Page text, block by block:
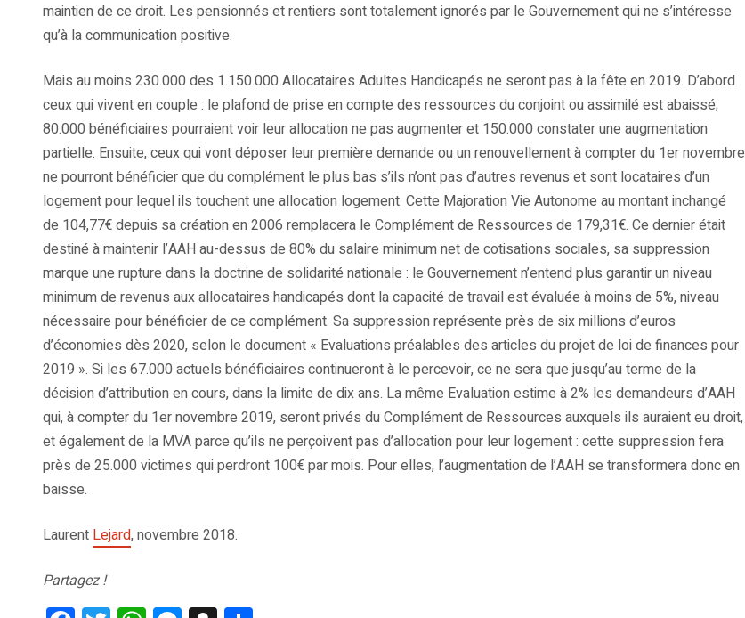
maintien de ce droit. Les pensionnés et rentiers sont totalement ignorés par le Gouvernement qui ne s’intéresse
qu’à la communication positive.
Mais au moins 230.000 des 1.150.000 Allocataires Adultes Handicapés ne seront pas à la fête en 2019. D’abord
ceux qui vivent en couple : le plafond de prise en compte des ressources du conjoint ou assimilé est abaissé;
80.000 bénéficiaires pourraient voir leur allocation ne pas augmenter et 150.000 constater une augmentation
partielle. Ensuite, ceux qui vont déposer leur première demande ou un renouvellement à compter du 1er novembre
ne pourront bénéficier que du complément le plus bas s’ils n’ont pas d’autres revenus et sont locataires d’un
logement pour lequel ils touchent une allocation logement. Cette Majoration Vie Autonome au montant inchangé
de 104,77€ depuis sa création en 2006 remplacera le Complément de Ressources de 179,31€. Ce dernier était
destiné à maintenir l’AAH au-dessus de 80% du salaire minimum net de cotisations sociales, sa suppression
marque une rupture dans la doctrine de solidarité nationale : le Gouvernement n’entend plus garantir un niveau
minimum de revenus aux allocataires handicapés dont la capacité de travail est évaluée à moins de 5%, niveau
nécessaire pour bénéficier de ce complément. Sa suppression représente près de six millions d’euros
d’économies dès 2020, selon le document « Evaluations préalables des articles du projet de loi de finances pour
2019 ». Si les 67.000 actuels bénéficiaires continueront à le percevoir, ce ne sera que jusqu’au terme de la
décision d’attribution en cours, dans la limite de dix ans. La même Evaluation estime à 2% les demandeurs d’AAH
qui, à compter du 1er novembre 2019, seront privés du Complément de Ressources auxquels ils auraient eu droit,
et également de la MVA parce qu’ils ne perçoivent pas d’allocation pour leur logement : cette suppression fera
près de 25.000 victimes qui perdront 100€ par mois. Pour elles, l’augmentation de l’AAH se transformera donc en
baisse.
Laurent Lejard, novembre 2018.
Partagez !